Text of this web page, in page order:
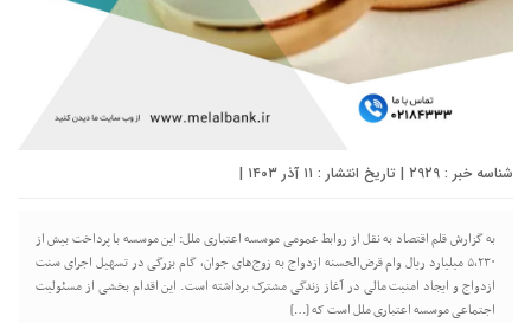
شناسه خبر : 2929 | تاریخ انتشار : ۱۱ آذر ۱۴۰۳ |
به گزارش قلم اقتصاد به نقل از روابط عمومی موسسه اعتباری ملل: این موسسه با پرداخت بیش از
۵,۲۳۰ میلیارد ریال وام قرض‌الحسنه ازدواج به زوج‌های جوان، گام بزرگی در تسهیل اجرای سنت
ازدواج و ایجاد امنیت مالی در آغاز زندگی مشترک برداشته است. این اقدام بخشی از مسئولیت
اجتماعی موسسه اعتباری ملل است که […]